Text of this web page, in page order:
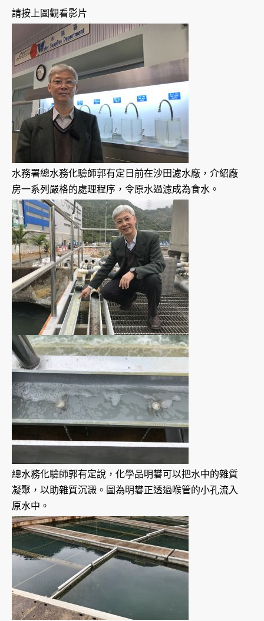
請按上圖觀看影片
水務署總水務化驗師郭有定日前在沙田濾水廠，介紹廠
房一系列嚴格的處理程序，令原水過濾成為食水。
總水務化驗師郭有定說，化學品明礬可以把水中的雜質
凝聚，以助雜質沉澱。圖為明礬正透過喉管的小孔流入
原水中。